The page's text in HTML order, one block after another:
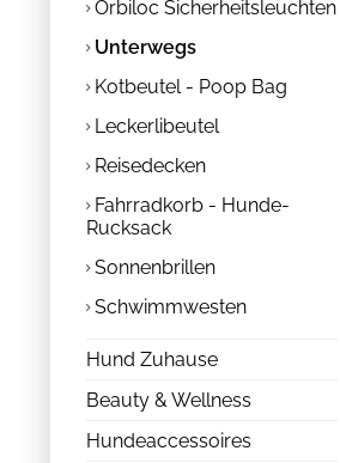
Orbiloc Sicherheitsleuchten
Unterwegs
Kotbeutel - Poop Bag
Leckerlibeutel
Reisedecken
Fahrradkorb - Hunde-
Rucksack
Sonnenbrillen
Schwimmwesten
Hund Zuhause
Beauty & Wellness
Hundeaccessoires